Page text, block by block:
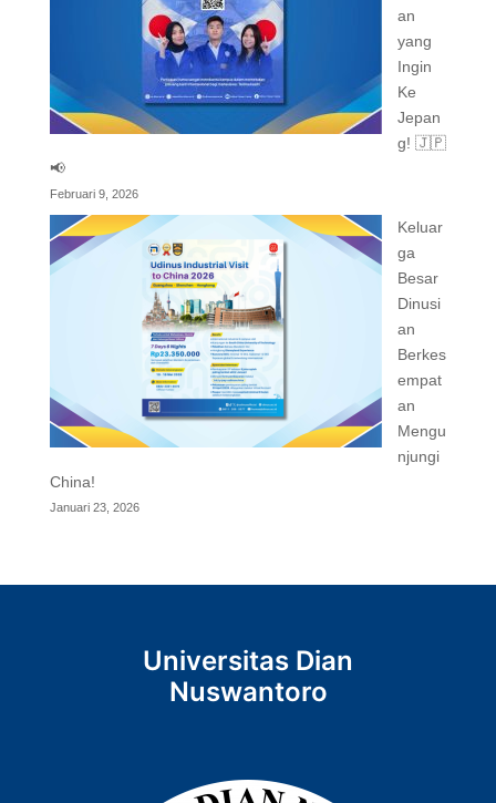
an
yang
Ingin
Ke
Jepan
g! 🇯🇵
📢
Februari 9, 2026
Keluar
ga
Besar
Dinusi
an
Berkes
empat
an
Mengu
njungi
China!
Januari 23, 2026
Universitas Dian
Nuswantoro